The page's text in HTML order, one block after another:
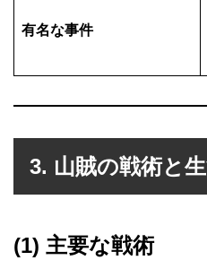
有名な事件
3. 山賊の戦術と
(1) 主要な戦術